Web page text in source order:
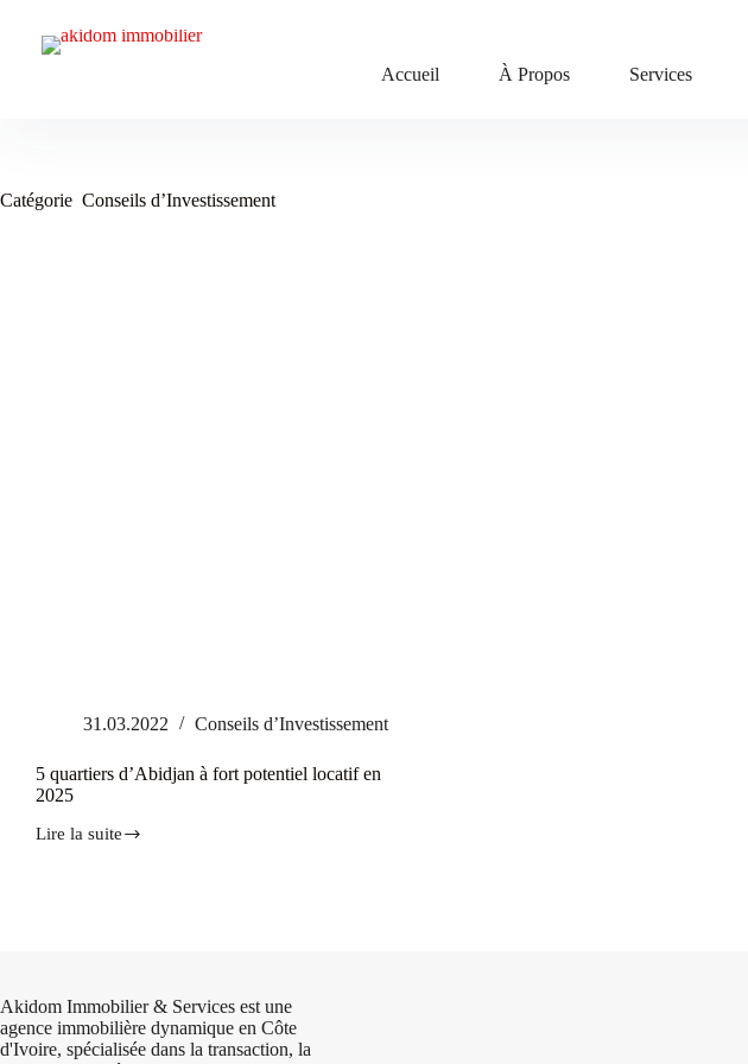
contenu
Accueil
À Propos Services
Catégorie Conseils d’Investissement
31.03.2022 Conseils d’Investissement
5 quartiers d’Abidjan à fort potentiel locatif en
2025
Lire la suite
5
2025
Akidom Immobilier & Services est une
agence immobilière dynamique en Côte
d'Ivoire, spécialisée dans la transaction, la